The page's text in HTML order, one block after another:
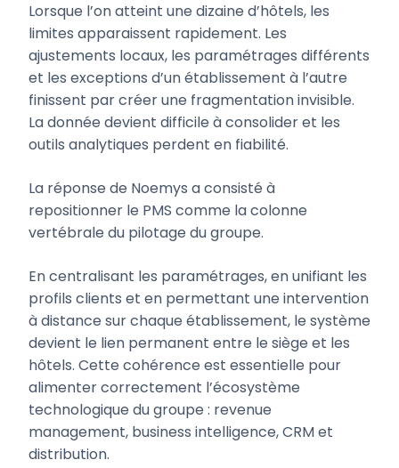
Lorsque l’on atteint une dizaine d’hôtels, les
limites apparaissent rapidement. Les
ajustements locaux, les paramétrages différents
et les exceptions d’un établissement à l’autre
finissent par créer une fragmentation invisible.
La donnée devient difficile à consolider et les
outils analytiques perdent en fiabilité.
La réponse de Noemys a consisté à
repositionner le PMS comme la colonne
vertébrale du pilotage du groupe.
En centralisant les paramétrages, en unifiant les
profils clients et en permettant une intervention
à distance sur chaque établissement, le système
devient le lien permanent entre le siège et les
hôtels. Cette cohérence est essentielle pour
alimenter correctement l’écosystème
technologique du groupe : revenue
management, business intelligence, CRM et
distribution.